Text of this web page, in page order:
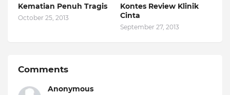
Kematian Penuh Tragis
October 25, 2013
Kontes Review Klinik
Cinta
September 27, 2013
Comments
Anonymous